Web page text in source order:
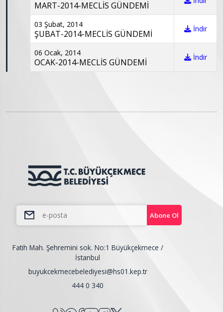
MART-2014-MECLİS GÜNDEMİ
03 Şubat, 2014
ŞUBAT-2014-MECLİS GÜNDEMİ İndir
06 Ocak, 2014
OCAK-2014-MECLİS GÜNDEMİ İndir
Abone Ol
Fatih Mah. Şehremini sok. No:1 Büyükçekmece /
İstanbul
buyukcekmecebelediyesi@hs01.kep.tr
444 0 340